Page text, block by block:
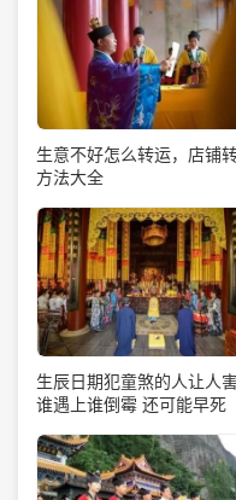
生意不好怎么转运，店铺
方法大全
生辰日期犯童煞的人让人
谁遇上谁倒霉 还可能早死